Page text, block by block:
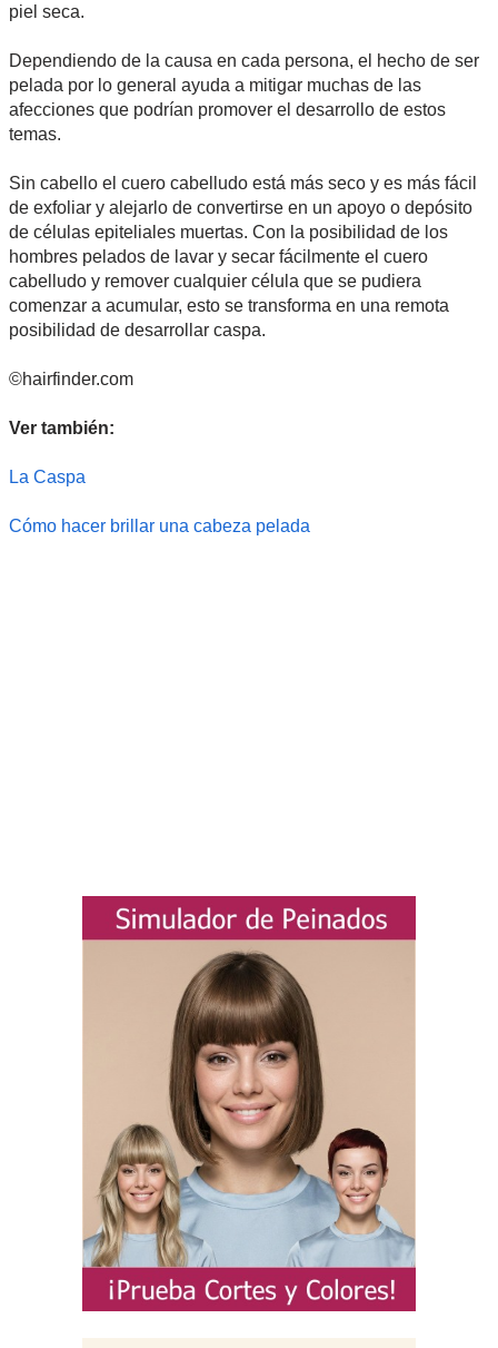
piel seca.
Dependiendo de la causa en cada persona, el hecho de ser
pelada por lo general ayuda a mitigar muchas de las
afecciones que podrían promover el desarrollo de estos
temas.
Sin cabello el cuero cabelludo está más seco y es más fácil
de exfoliar y alejarlo de convertirse en un apoyo o depósito
de células epiteliales muertas. Con la posibilidad de los
hombres pelados de lavar y secar fácilmente el cuero
cabelludo y remover cualquier célula que se pudiera
comenzar a acumular, esto se transforma en una remota
posibilidad de desarrollar caspa.
©hairfinder.com
Ver también:
La Caspa
Cómo hacer brillar una cabeza pelada